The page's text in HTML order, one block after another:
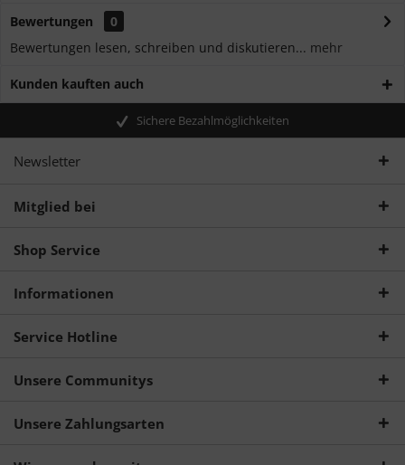
Bewertungen
0
Bewertungen lesen, schreiben und diskutieren... mehr
Kunden kauften auch
Sichere Bezahlmöglichkeiten
Newsletter
Mitglied bei
Shop Service
Informationen
Service Hotline
Unsere Communitys
Unsere Zahlungsarten